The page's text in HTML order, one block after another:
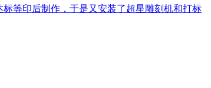
等印后制作，于是又安装了超星雕刻机和打标